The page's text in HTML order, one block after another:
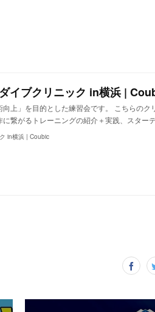
ダイブクリニック in横浜 |
向上」を目的とした練習会です。 こちらの
繋がるトレーニングの紹介＋実践、スター
in横浜 | Coubic